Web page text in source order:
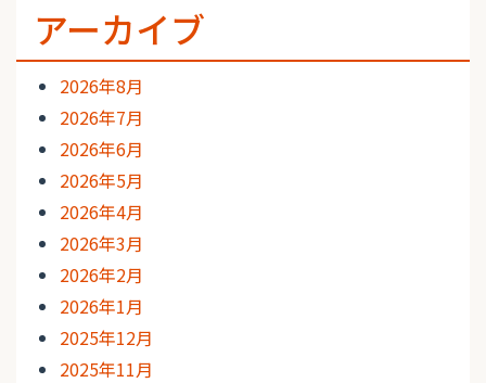
アーカイブ
2026年8月
2026年7月
2026年6月
2026年5月
2026年4月
2026年3月
2026年2月
2026年1月
2025年12月
2025年11月